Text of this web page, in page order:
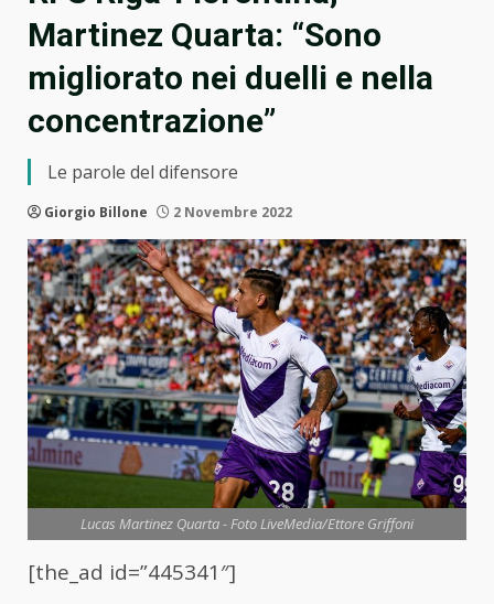
Martinez Quarta: “Sono
migliorato nei duelli e nella
concentrazione”
Le parole del difensore
Giorgio Billone 2 Novembre 2022
Lucas Martinez Quarta - Foto LiveMedia/Ettore Griffoni
[the_ad id=”445341″]